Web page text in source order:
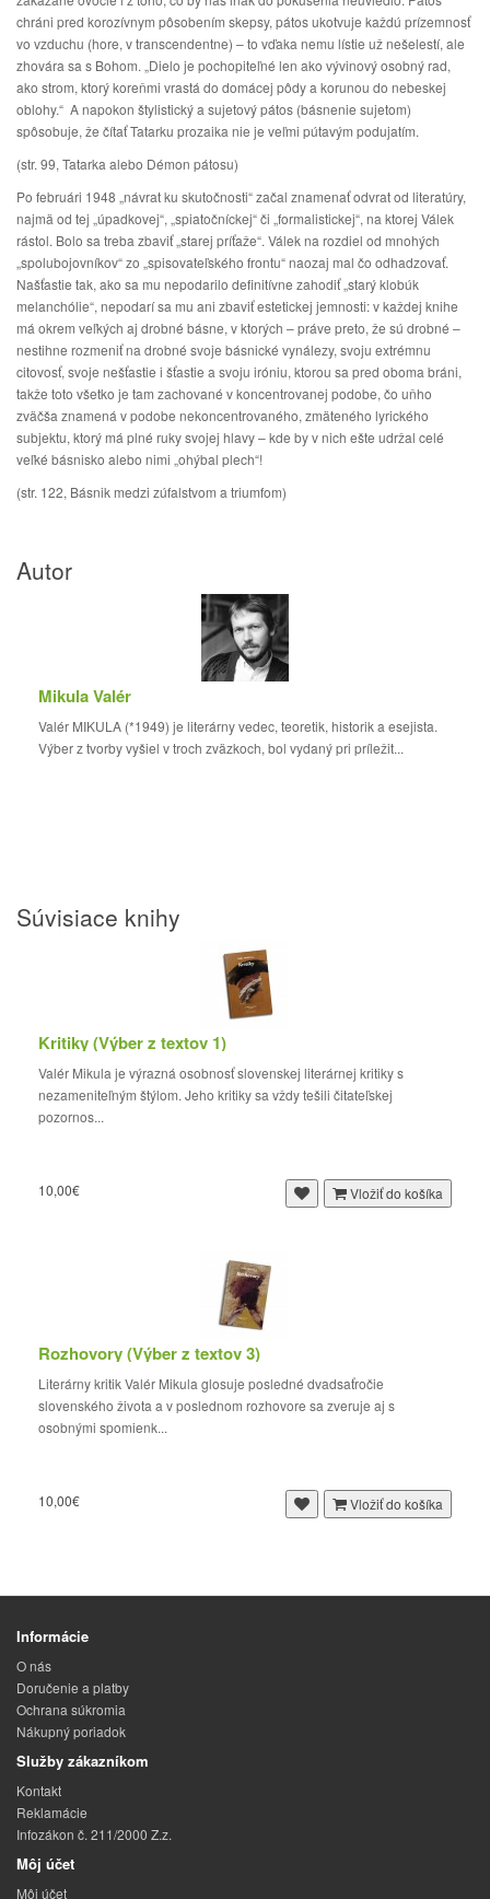
chráni pred korozívnym pôsobením skepsy, pátos ukotvuje každú prízemnosť
vo vzduchu (hore, v transcendentne) – to vďaka nemu lístie už nešelestí, ale
zhovára sa s Bohom. „Dielo je pochopiteľné len ako vývinový osobný rad,
ako strom, ktorý koreňmi vrastá do domácej pôdy a korunou do nebeskej
oblohy.“ A napokon štylistický a sujetový pátos (básnenie sujetom)
spôsobuje, že čítať Tatarku prozaika nie je veľmi pútavým podujatím.
(str. 99, Tatarka alebo Démon pátosu)
Po februári 1948 „návrat ku skutočnosti“ začal znamenať odvrat od literatúry,
najmä od tej „úpadkovej“, „spiatočníckej“ či „formalistickej“, na ktorej Válek
rástol. Bolo sa treba zbaviť „starej príťaže“. Válek na rozdiel od mnohých
„spolubojovníkov“ zo „spisovateľského frontu“ naozaj mal čo odhadzovať.
Našťastie tak, ako sa mu nepodarilo definitívne zahodiť „starý klobúk
melanchólie“, nepodarí sa mu ani zbaviť estetickej jemnosti: v každej knihe
má okrem veľkých aj drobné básne, v ktorých – práve preto, že sú drobné –
nestihne rozmeniť na drobné svoje básnické vynálezy, svoju extrémnu
citovosť, svoje nešťastie i šťastie a svoju iróniu, ktorou sa pred oboma bráni,
takže toto všetko je tam zachované v koncentrovanej podobe, čo uňho
zväčša znamená v podobe nekoncentrovaného, zmäteného lyrického
subjektu, ktorý má plné ruky svojej hlavy – kde by v nich ešte udržal celé
veľké básnisko alebo nimi „ohýbal plech“!
(str. 122, Básnik medzi zúfalstvom a triumfom)
Autor
Mikula Valér
Valér MIKULA (*1949) je literárny vedec, teoretik, historik a esejista.
Výber z tvorby vyšiel v troch zväzkoch, bol vydaný pri príležit...
Súvisiace knihy
Kritiky (Výber z textov 1)
Valér Mikula je výrazná osobnosť slovenskej literárnej kritiky s
nezameniteľným štýlom. Jeho kritiky sa vždy tešili čitateľskej
pozornos...
10,00€ Vložiť do košíka
Rozhovory (Výber z textov 3)
Literárny kritik Valér Mikula glosuje posledné dvadsaťročie
slovenského života a v poslednom rozhovore sa zveruje aj s
osobnými spomienk...
10,00€ Vložiť do košíka
Informácie
O nás
Doručenie a platby
Ochrana súkromia
Nákupný poriadok
Služby zákazníkom
Kontakt
Reklamácie
Infozákon č. 211/2000 Z.z.
Môj účet
Môj účet